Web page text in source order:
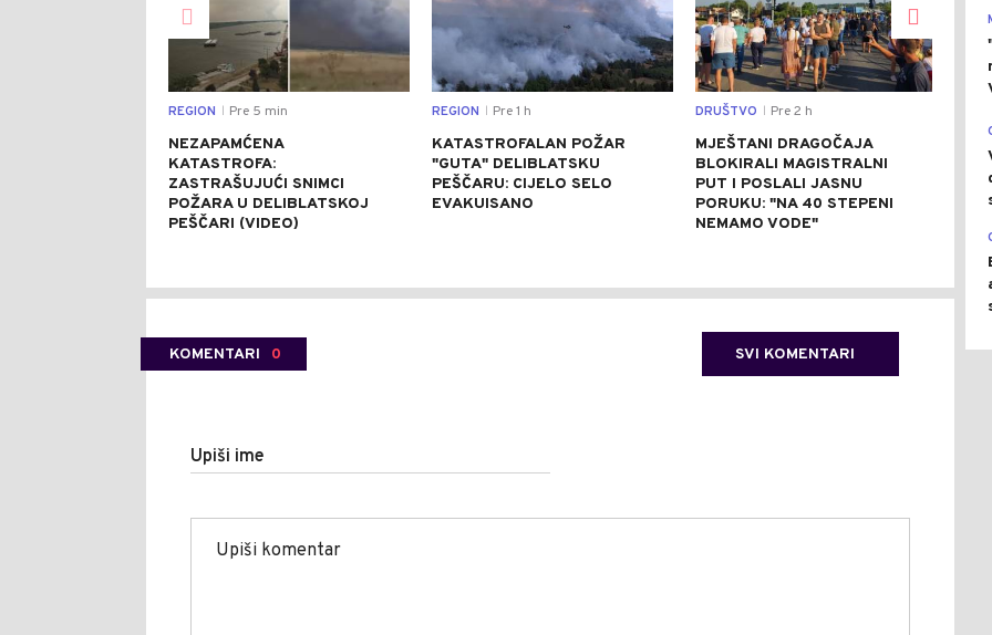
REGION Pre 5 min
NEZAPAMĆENA
KATASTROFA:
ZASTRAŠUJUĆI SNIMCI
POŽARA U DELIBLATSKOJ
PEŠČARI (VIDEO)
REGION Pre 1 h
KATASTROFALAN POŽAR
"GUTA" DELIBLATSKU
PEŠČARU: CIJELO SELO
EVAKUISANO
DRUŠTVO Pre 2 h
MJEŠTANI DRAGOČAJA
BLOKIRALI MAGISTRALNI
PUT I POSLALI JASNU
PORUKU: "NA 40 STEPENI
NEMAMO VODE"
KOMENTARI 0 SVI KOMENTARI
Upiši ime